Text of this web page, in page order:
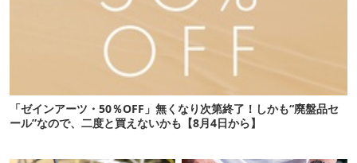
「ゼインアーツ・50％OFF」無くなり次第終了！しかも“廃盤品セ
ール”なので、二度と買えないかも【8月4日から】